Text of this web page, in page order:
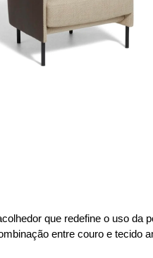
que redefine o uso da
entre couro e tecido